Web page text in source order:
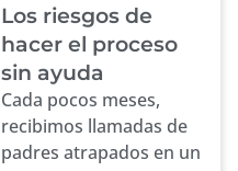
Los riesgos de
hacer el proceso
sin ayuda
Cada pocos meses,
recibimos llamadas de
padres atrapados en un